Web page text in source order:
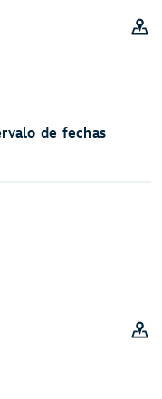
de fechas